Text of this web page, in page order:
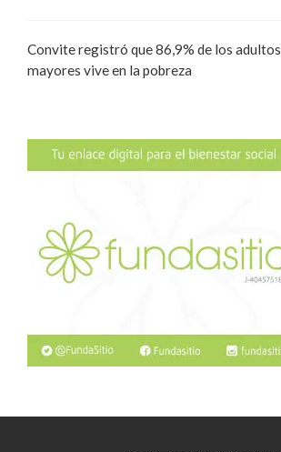
Convite registró que 86,9% de los adultos
mayores vive en la pobreza